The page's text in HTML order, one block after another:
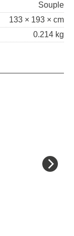
Souple
133 × 193 × cm
0.214 kg